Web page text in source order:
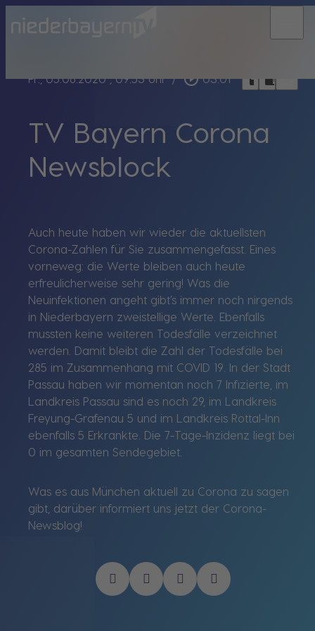
Fr., 05.06.2020, 09:53 Uhr / play_circle_outline 03:01 headphones chrome_reader_mode
TV Bayern Corona
Newsblock
Auch heute haben wir wieder die aktuellsten
Corona-Zahlen für Sie zusammengefasst. Eines
vorneweg: die Werte bleiben auch heute
erfreulicherweise sehr gering! Was die
Neuinfektionen angeht gibt’s immer noch nirgends
in Niederbayern zweistellige Werte. Ebenfalls
mussten keine weiteren Todesfälle verzeichnet
werden. Damit bleibt die Zahl der Todesfälle bei
285 im Zusammenhang mit COVID 19. In der Stadt
Passau haben wir momentan noch 7 Infizierte, im
Landkreis Passau sind es noch 29, im Landkreis
Freyung-Grafenau 5 und im Landkreis Rottal-Inn
ebenfalls 5 Erkrankte. Die 7-Tage-Inzidenz liegt bei
0 im gesamten Sendegebiet.
Was es aus München aktuell zu Corona zu sagen
gibt, darüber informiert uns jetzt der Corona-
Newsblog!